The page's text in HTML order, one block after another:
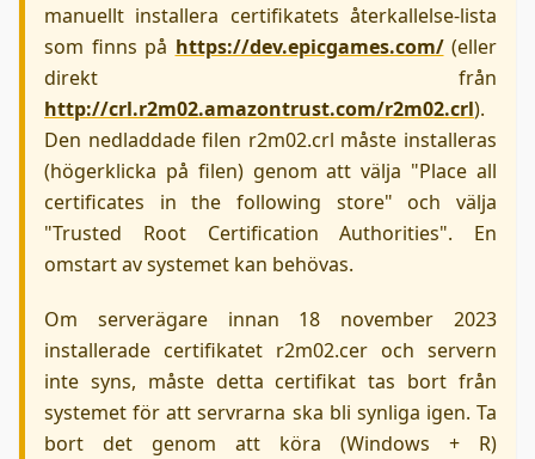
manuellt installera certifikatets återkallelse-lista
som finns på https://dev.epicgames.com/(eller
direkt från
http://crl.r2m02.amazontrust.com/r2m02.crl).
Den nedladdade filen r2m02.crl måste installeras
(högerklicka på filen) genom att välja "Place all
certificates in the following store" och välja
"Trusted Root Certification Authorities". En
omstart av systemet kan behövas.
Om serverägare innan 18 november 2023
installerade certifikatet r2m02.cer och servern
inte syns, måste detta certifikat tas bort från
systemet för att servrarna ska bli synliga igen. Ta
bort det genom att köra (Windows + R)